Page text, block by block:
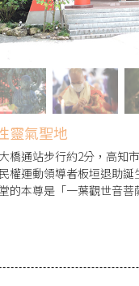
靈氣聖地
橋通站步行約2分，高知
權運動領導者板垣退助
的本尊是「一葉觀世音
聖地，吸引許多參拜者
盆節的送火儀式中，約